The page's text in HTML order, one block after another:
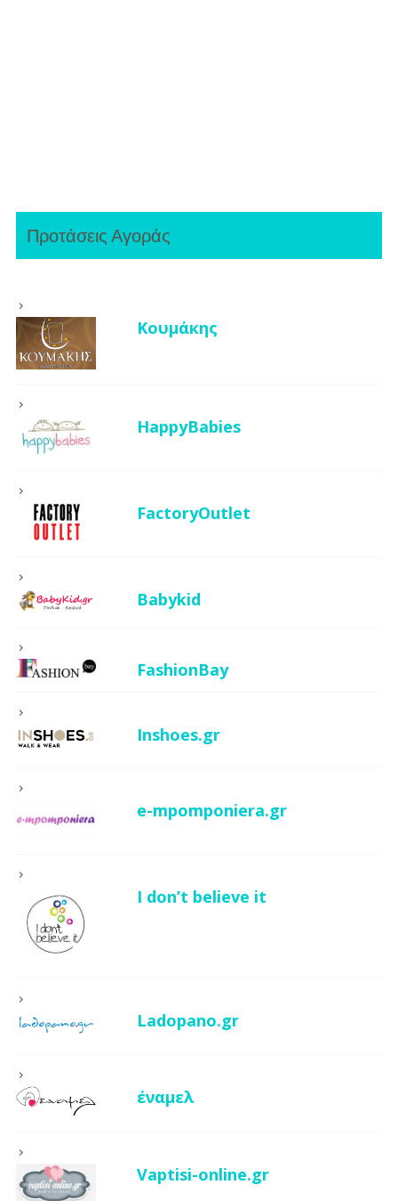
Προτάσεις Αγοράς
Κουμάκης
HappyBabies
FactoryOutlet
Babykid
FashionBay
Inshoes.gr
e-mpomponiera.gr
I don’t believe it
Ladopano.gr
έναμελ
Vaptisi-online.gr